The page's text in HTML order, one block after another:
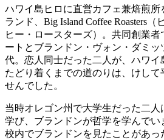
ハワイ島ヒロに直営カフェ兼焙煎
ランド、Big Island Coffee Roasters
ヒー・ロースターズ）。共同創業
ートとブランドン・ヴォン・ダミ
代。恋人同士だった二人が、ハワイ
たどり着くまでの道のりは、けして
せんでした。
当時オレゴン州で大学生だった二
学び、ブランドンが哲学を学んで
校内でブランドンを見たことがあ